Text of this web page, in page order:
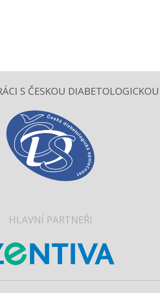
S ČESKOU
HLAVNÍ PARTNEŘI